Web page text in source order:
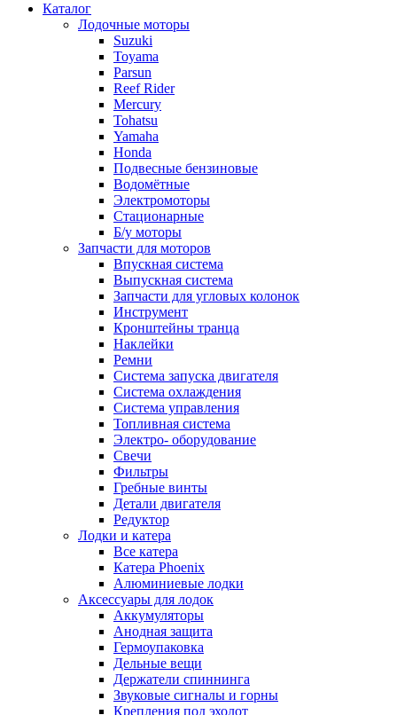
Каталог
Лодочные моторы
Suzuki
Toyama
Parsun
Reef Rider
Mercury
Tohatsu
Yamaha
Honda
Подвесные бензиновые
Водомётные
Электромоторы
Стационарные
Б/у моторы
Запчасти для моторов
Впускная система
Выпускная система
Запчасти для угловых колонок
Инструмент
Кронштейны транца
Наклейки
Ремни
Система запуска двигателя
Система охлаждения
Система управления
Топливная система
Электро- оборудование
Свечи
Фильтры
Гребные винты
Детали двигателя
Редуктор
Лодки и катера
Все катера
Катера Phoenix
Алюминиевые лодки
Аксессуары для лодок
Аккумуляторы
Анодная защита
Гермоупаковка
Дельные вещи
Держатели спиннинга
Звуковые сигналы и горны
Крепления под эхолот